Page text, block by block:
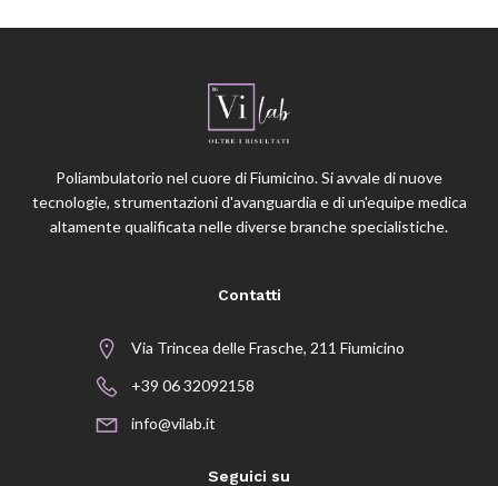
Poliambulatorio nel cuore di Fiumicino. Si avvale di nuove
tecnologie, strumentazioni d'avanguardia e di un'equipe medica
altamente qualificata nelle diverse branche specialistiche.
Contatti
Via Trincea delle Frasche, 211 Fiumicino
+39 06 32092158
info@vilab.it
Seguici su